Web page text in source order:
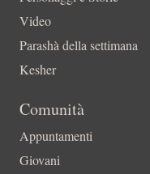
Video
Parashà della settimana
Kesher
Comunità
Appuntamenti
Giovani